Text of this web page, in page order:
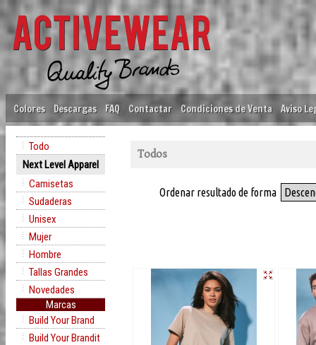
Colores Descargas FAQ Contactar Condiciones de Venta Aviso
Todo
Next Level Apparel
Camisetas
Sudaderas
Unisex
Mujer
Hombre
Tallas Grandes
Novedades
Marcas
Build Your Brand
Build Your Brandit
Todos
Ordenar resultado de forma